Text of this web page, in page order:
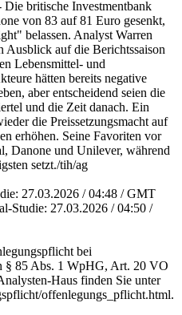
britische Investmentbank
von 83 auf 81 Euro gesenkt,
belassen. Analyst Warren
Ausblick auf die Berichtssaison
Lebensmittel- und
hätten bereits negative
aber entscheidend seien die
und die Zeit danach. Ein
die Preissetzungsmacht auf
erhöhen. Seine Favoriten vor
Danone und Unilever, während
setzt./tih/ag
27.03.2026 / 04:48 / GMT
Studie: 27.03.2026 / 04:50 /
bei
§ 85 Abs. 1 WpHG, Art. 20 VO
Haus finden Sie unter
offenlegungs_pflicht.html.